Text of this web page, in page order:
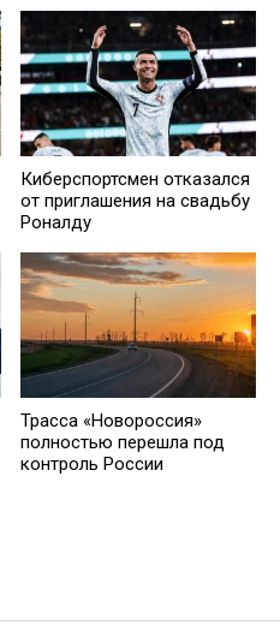
Киберспортсмен отказался
от приглашения на свадьбу
Роналду
Трасса «Новороссия»
полностью перешла под
контроль России